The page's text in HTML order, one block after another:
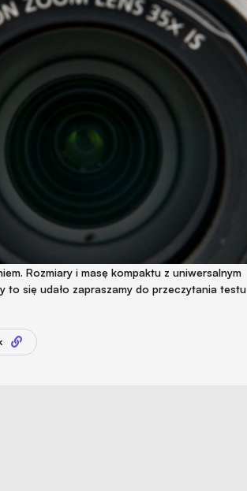
Rozmiary i masę kompaktu z uniwersalnym
to się udało zapraszamy do przeczytania testu